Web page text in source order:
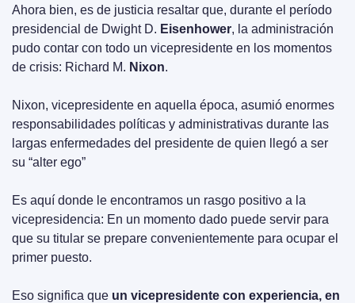
Ahora bien, es de justicia resaltar que, durante el período
presidencial de Dwight D. Eisenhower, la administración
pudo contar con todo un vicepresidente en los momentos
de crisis: Richard M. Nixon.
Nixon, vicepresidente en aquella época, asumió enormes
responsabilidades políticas y administrativas durante las
largas enfermedades del presidente de quien llegó a ser
su “alter ego”
Es aquí donde le encontramos un rasgo positivo a la
vicepresidencia: En un momento dado puede servir para
que su titular se prepare convenientemente para ocupar el
primer puesto.
Eso significa que un vicepresidente con experiencia, en